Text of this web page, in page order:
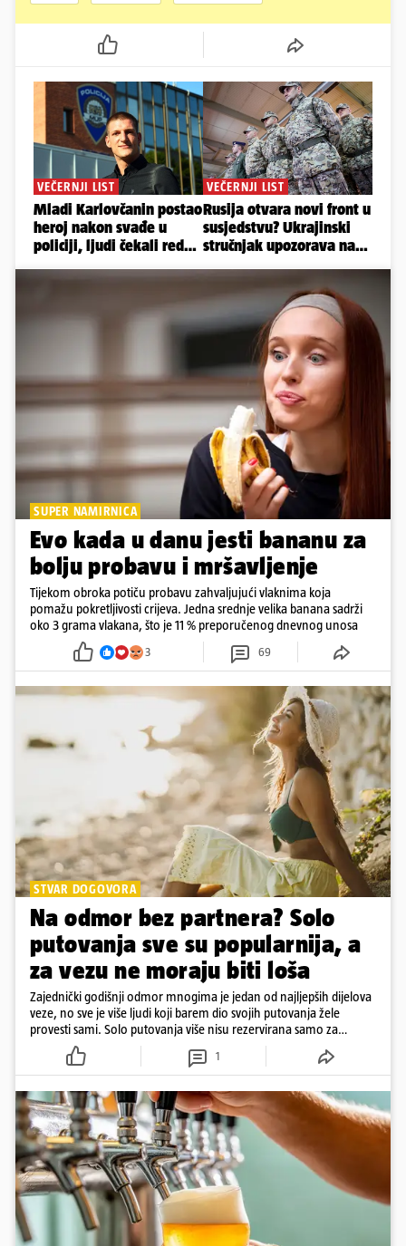
SUPER NAMIRNICA
Evo kada u danu jesti bananu za
bolju probavu i mršavljenje
Tijekom obroka potiču probavu zahvaljujući vlaknima koja
pomažu pokretljivosti crijeva. Jedna srednje velika banana sadrži
oko 3 grama vlakana, što je 11 % preporučenog dnevnog unosa
3 69
STVAR DOGOVORA
Na odmor bez partnera? Solo
putovanja sve su popularnija, a
za vezu ne moraju biti loša
Zajednički godišnji odmor mnogima je jedan od najljepših dijelova
veze, no sve je više ljudi koji barem dio svojih putovanja žele
provesti sami. Solo putovanja više nisu rezervirana samo za
samce, a činjenica da netko ima partnera ne znači nužno da svako
putovanje moraju planirati zajedno
1